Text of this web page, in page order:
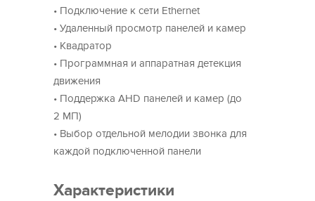
3 режимов громкости вызова
ночью домофон разбудил вас пронзительным
ночное время самый тихий уровень мелодии, утром
чтобы точно услышать вызов, даже если у вас
В качестве мелодии вызова вы можете выбрать
мелодий. Кроме этого, вы можете отрегулировать
вызова, а также выбрать отдельную мелодию
• Подключение к сети Ethernet
• Удаленный просмотр панелей и камер
• Квадратор
• Программная и аппаратная детекция
движения
• Поддержка AHD панелей и камер (до
2 МП)
• Выбор отдельной мелодии звонка для
каждой подключенной панели
Характеристики